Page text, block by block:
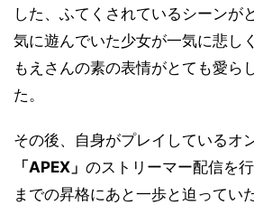
した、ふてくされているシーンが
気に遊んでいた少女が一気に悲し
もえさんの素の表情がとても愛ら
た。
その後、自身がプレイしているオ
「APEX」 のストリーマー配信を
までの昇格にあと一歩と迫っていた